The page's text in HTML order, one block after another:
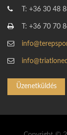
T: +36 30 48
T: +36 70 70
Üzenetküldés